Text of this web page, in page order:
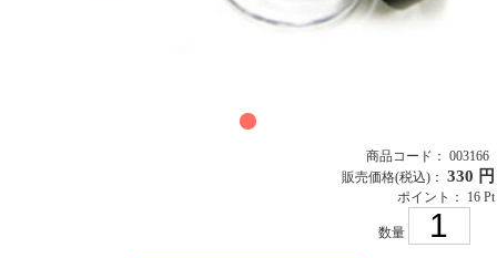
商品コード： 003166
販売価格(税込)： 330 円
ポイント： 16 Pt
数量